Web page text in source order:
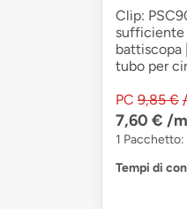
Clip:
sufficiente
battiscopa
tubo per
PC 9,85 €
7,60 € /
1
Tempi di